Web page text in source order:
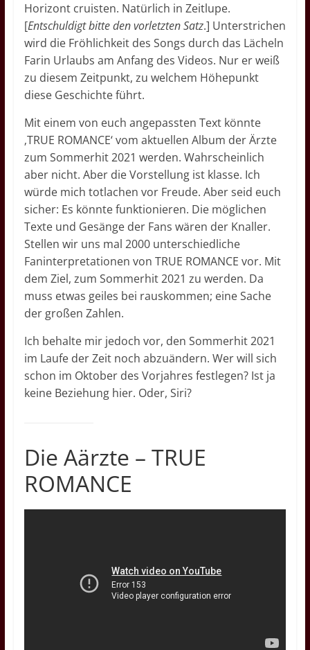
Horizont cruisten. Natürlich in Zeitlupe.
[Entschuldigt bitte den vorletzten Satz.] Unterstrichen
wird die Fröhlichkeit des Songs durch das Lächeln
Farin Urlaubs am Anfang des Videos. Nur er weiß
zu diesem Zeitpunkt, zu welchem Höhepunkt
diese Geschichte führt.
Mit einem von euch angepassten Text könnte
‚TRUE ROMANCE‘ vom aktuellen Album der Ärzte
zum Sommerhit 2021 werden. Wahrscheinlich
aber nicht. Aber die Vorstellung ist klasse. Ich
würde mich totlachen vor Freude. Aber seid euch
sicher: Es könnte funktionieren. Die möglichen
Texte und Gesänge der Fans wären der Knaller.
Stellen wir uns mal 2000 unterschiedliche
Faninterpretationen von TRUE ROMANCE vor. Mit
dem Ziel, zum Sommerhit 2021 zu werden. Da
muss etwas geiles bei rauskommen; eine Sache
der großen Zahlen.
Ich behalte mir jedoch vor, den Sommerhit 2021
im Laufe der Zeit noch abzuändern. Wer will sich
schon im Oktober des Vorjahres festlegen? Ist ja
keine Beziehung hier. Oder, Siri?
Die Aärzte – TRUE
ROMANCE